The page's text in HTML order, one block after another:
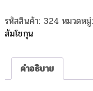
(ส้ม
สายน้ำผึ้ง)
รหัสสินค้า:324 หมวดห
ส้มโชกุน
คำอธิบาย